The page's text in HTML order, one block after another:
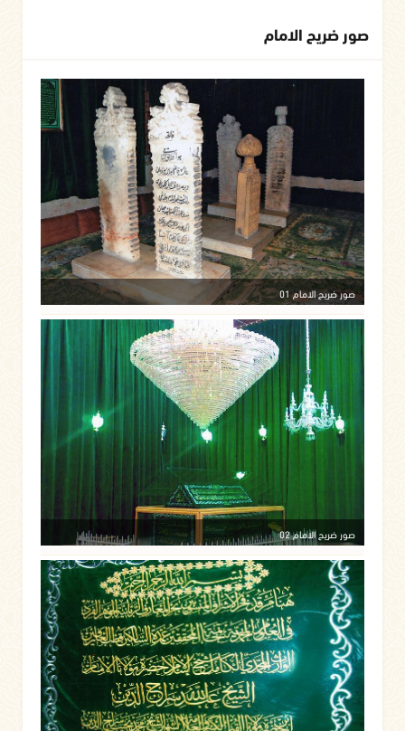
صور ضريح الامام
صور ضريح الامام 01
صور ضريح الامام 02